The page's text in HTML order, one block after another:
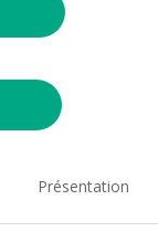
Présentation